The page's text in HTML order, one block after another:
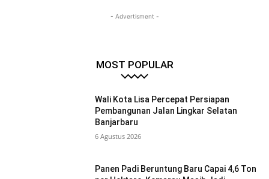
- Advertisment -
MOST POPULAR
Wali Kota Lisa Percepat Persiapan
Pembangunan Jalan Lingkar Selatan
Banjarbaru
6 Agustus 2026
Panen Padi Beruntung Baru Capai 4,6 Ton